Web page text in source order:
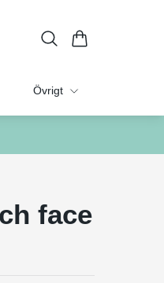
Övrigt
face